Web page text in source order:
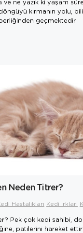
ve ne yazık ki yaşam
kırmanın yolu,
geçmektedir.
Neden Titrer?
Hastalıkları Kedi Irkları
Pek çok kedi sahibi,
patilerini hareket